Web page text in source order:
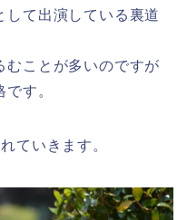
して出演している裏道
むことが多いのですが
す。
ていきます。